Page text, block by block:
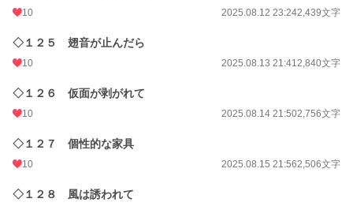
10 2025.08.12 23:242,439文字
◇１２５ 翅音が止んだら
10 2025.08.13 21:412,840文字
◇１２６ 仮面が剥がれて
10 2025.08.14 21:502,756文字
◇１２７ 個性的な家具
10 2025.08.15 21:562,506文字
◇１２８ 風は誘われて